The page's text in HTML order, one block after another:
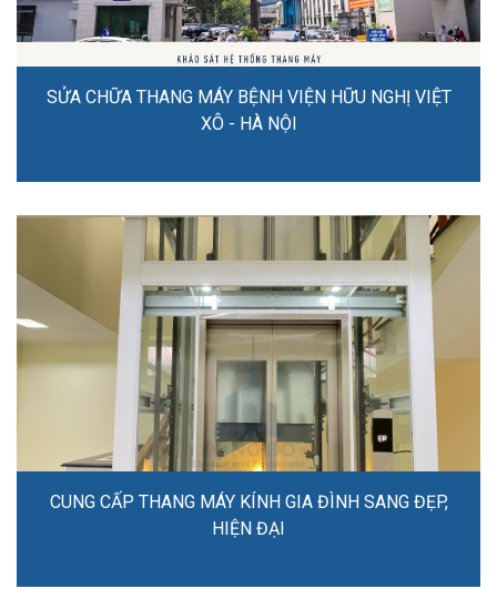
SỬA CHỮA THANG MÁY BỆNH VIỆN HỮU NGHỊ VIỆT
XÔ - HÀ NỘI
CUNG CẤP THANG MÁY KÍNH GIA ĐÌNH SANG ĐẸP,
HIỆN ĐẠI